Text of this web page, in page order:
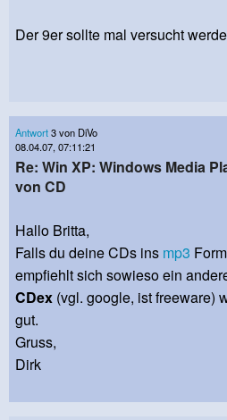
Der 9er sollte mal versucht
Antwort3 von DiVo
08.04.07, 07:11:21
Re: Win XP: Windows Media
von CD
Hallo Britta,
Falls du deine CDs ins mp3
empfiehlt sich sowieso ein
CDex (vgl. google, ist freeware)
gut.
Gruss,
Dirk